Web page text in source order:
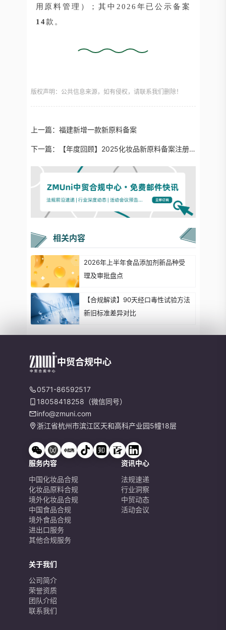
用原料管理）；其中2026年已公示备案
14款。
版权声明：公共信息来源，如有侵权，请联系我们删除！
上一篇： 福建新增一款新原料备案
下一篇： ​【年度回顾】2025化妆品新原料备案注册：植萃领衔+生物赋能+化学筑基
相关内容
2026年上半年食品添加剂新品种受
理及审批盘点
【合规解读】90天经口毒性试验方法
新旧标准差异对比
中贸合规中心
0571-86592517
18058418258（微信同号）
info@zmuni.com
浙江省杭州市滨江区天和高科产业园5幢18层
服务内容
中国化妆品合规
化妆品原料合规
境外化妆品合规
中国食品合规
境外食品合规
进出口服务
其他合规服务
资讯中心
法规速递
行业洞察
中贸动态
活动会议
关于我们
公司简介
荣誉资质
团队介绍
联系我们